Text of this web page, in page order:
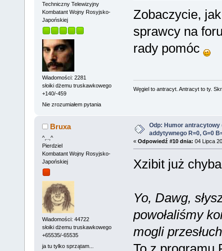
Techniczny Telewizyjny
Kombatant Wojny Rosyjsko-
Japońskiej
Wiadomości: 2281
słoiki dżemu truskawkowego
+140/-459
Nie zrozumiałem pytania
Zobaczycie,
sprawcy na
rady pomóc
Węgiel to antracyt. Antracyt to ty.
Bruxa
^,..,^
Pierdziel
Kombatant Wojny Rosyjsko-
Japońskiej
Wiadomości: 44722
słoiki dżemu truskawkowego
+65535/-65535
ja tu tylko sprzątam...
Odp: Humor antracytowy
addytywnego R=0, G=0
« Odpowiedź #10 dnia: 04 Lipca
Xzibit już
Yo, Dawg,
powołaliśmy
mogli